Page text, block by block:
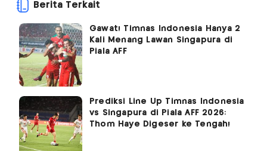
Berita Terkait
Gawat! Timnas Indonesia Hanya 2
Kali Menang Lawan Singapura di
Piala AFF
Prediksi Line Up Timnas Indonesia
vs Singapura di Piala AFF 2026:
Thom Haye Digeser ke Tengah!